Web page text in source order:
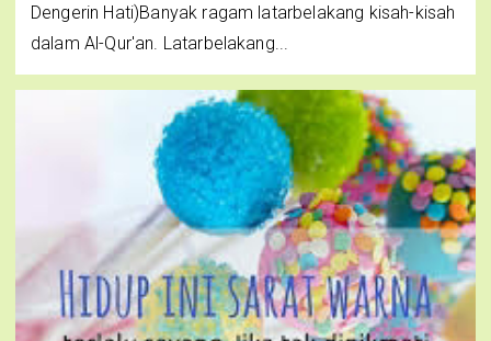
Dengerin Hati)Banyak ragam latarbelakang kisah-kisah
dalam Al-Qur'an. Latarbelakang...